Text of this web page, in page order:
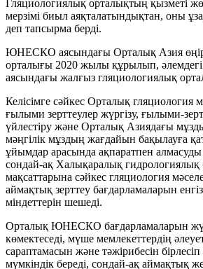
Гляциологиялық орталықтың қызметі
мерзімі биыл аяқталатындықтан, оны
деп тапсырма берді.
ЮНЕСКО аясындағы Орталық Азия
орталығы 2020 жылы құрылып,
аясындағы жалғыз гляциологиялық
Келісімге сәйкес Орталық гляциология
ғылыми зерттеулер жүргізу, ғылыми-
үйлестіру және Орталық Азиядағы
мәңгілік мұздың жағдайын бақылауға
ұйымдар арасында ақпаратпен алмасуды
сондай-ақ Халықаралық гидрологиялық
мақсаттарына сәйкес гляциология
аймақтық зерттеу бағдарламаларын
міндеттерін шешеді.
Орталық ЮНЕСКО бағдарламаларын
көмектеседі, мүше мемлекеттердің
сараптамасын және тәжірибесін
мүмкіндік береді, сондай-ақ аймақтық